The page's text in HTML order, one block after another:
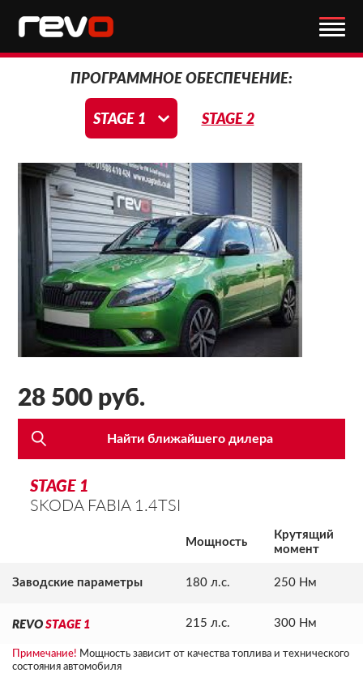
ПРОГРАММНОЕ ОБЕСПЕЧЕНИЕ:
STAGE 1 STAGE 2
28 500 руб.
Найти ближайшего дилера
STAGE 1
SKODA FABIA 1.4TSI
Мощность
Крутящий
момент
Заводские параметры 180 л.с. 250 Нм
REVOSTAGE 1 215 л.с. 300 Нм
Примечание! Мощность зависит от качества топлива и технического
состояния автомобиля